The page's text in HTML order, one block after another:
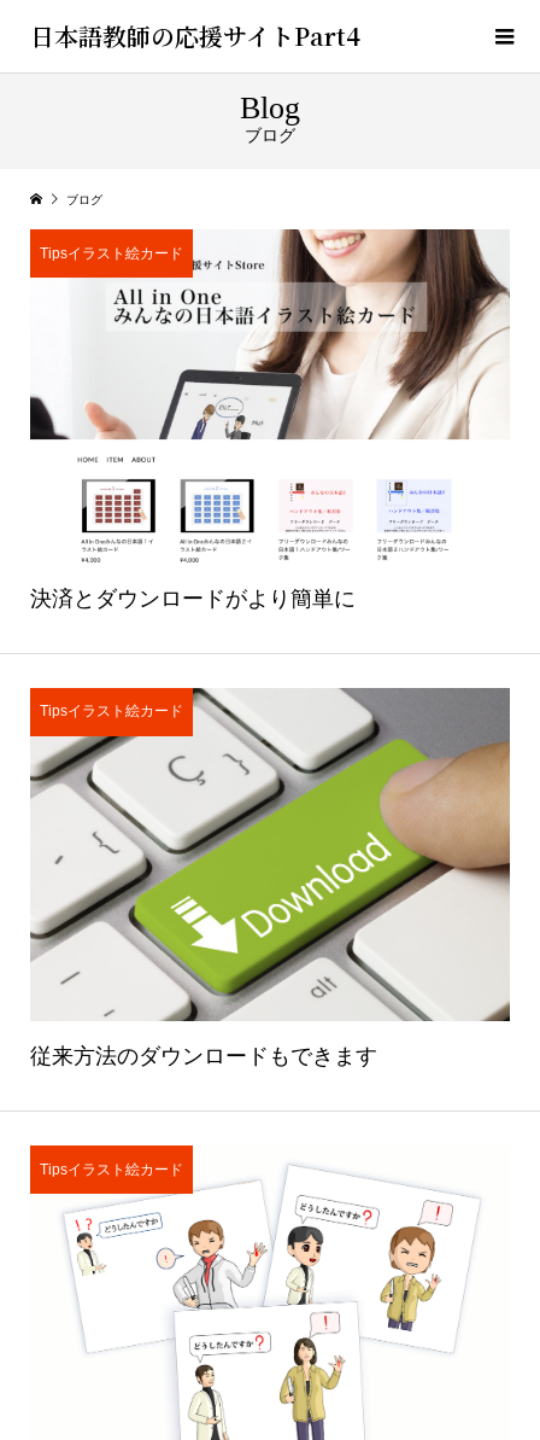
日本語教師の応援サイトPart4
Blog
ブログ
ブログ
Tipsイラスト絵カード
決済とダウンロードがより簡単に
Tipsイラスト絵カード
従来方法のダウンロードもできます
Tipsイラスト絵カード